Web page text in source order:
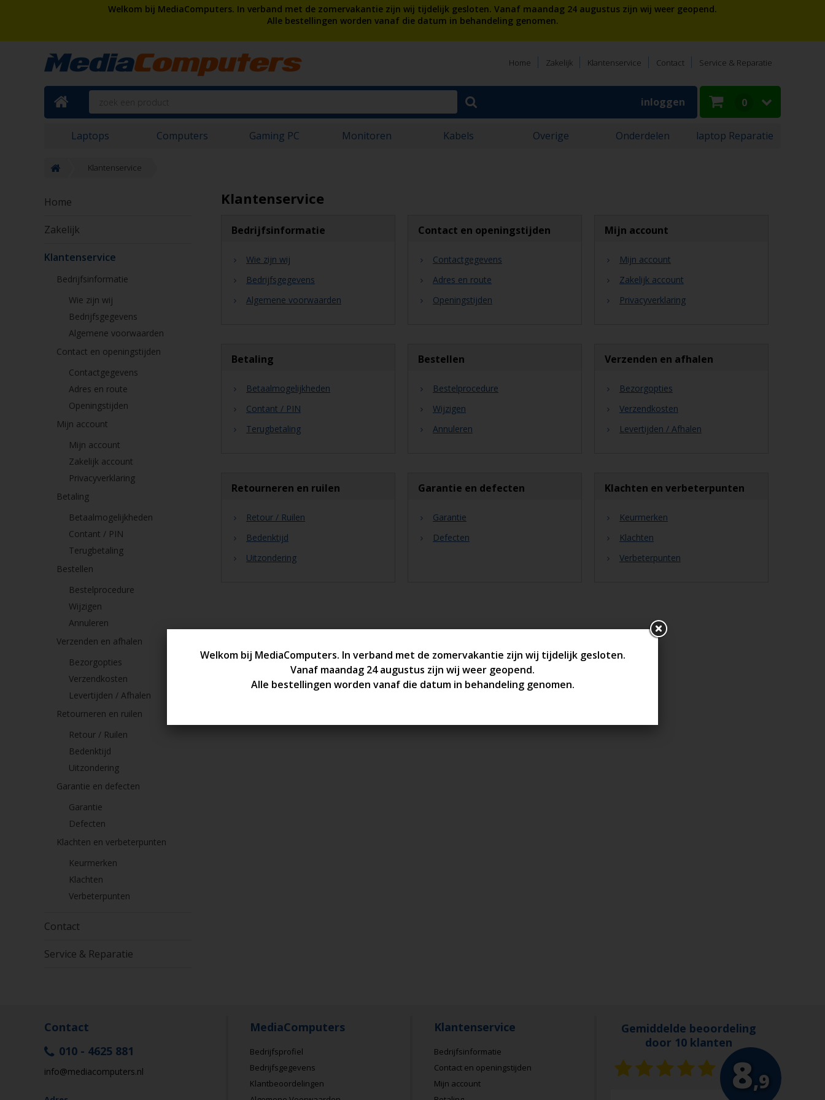
Welkom bij MediaComputers. In verband met de zomervakantie zijn wij tijdelijk gesloten. Vanaf maandag 24 augustus zijn wij weer geopend.
Alle bestellingen worden vanaf die datum in behandeling genomen.
Home Zakelijk Klantenservice Contact Service & Reparatie
inloggen 0
Laptops Computers Gaming PC Monitoren Kabels Overige Onderdelen laptop Reparatie
Klantenservice
Klantenservice
Bedrijfsinformatie
Wie zijn wij
Bedrijfsgegevens
Algemene voorwaarden
Contact en openingstijden
Contactgegevens
Adres en route
Openingstijden
Mijn account
Mijn account
Zakelijk account
Privacyverklaring
Betaling
Betaalmogelijkheden
Contant / PIN
Terugbetaling
Bestellen
Bestelprocedure
Wijzigen
Annuleren
Verzenden en afhalen
Bezorgopties
Verzendkosten
Levertijden / Afhalen
Retourneren en ruilen
Retour / Ruilen
Bedenktijd
Uitzondering
Garantie en defecten
Garantie
Defecten
Klachten en verbeterpunten
Keurmerken
Klachten
Verbeterpunten
Home
Zakelijk
Klantenservice
Bedrijfsinformatie
Wie zijn wij
Bedrijfsgegevens
Algemene voorwaarden
Contact en openingstijden
Contactgegevens
Adres en route
Openingstijden
Mijn account
Mijn account
Zakelijk account
Privacyverklaring
Betaling
Betaalmogelijkheden
Contant / PIN
Terugbetaling
Bestellen
Bestelprocedure
Wijzigen
Annuleren
Verzenden en afhalen
Bezorgopties
Verzendkosten
Levertijden / Afhalen
Retourneren en ruilen
Retour / Ruilen
Bedenktijd
Uitzondering
Garantie en defecten
Garantie
Defecten
Klachten en verbeterpunten
Keurmerken
Klachten
Verbeterpunten
Contact
Service & Reparatie
Contact
010 - 4625 881
info@mediacomputers.nl
MediaComputers
Bedrijfsprofiel
Bedrijfsgegevens
Klantbeoordelingen
Klantenservice
Bedrijfsinformatie
Contact en openingstijden
Mijn account
Gemiddelde beoordeling
door 10 klanten
8,9